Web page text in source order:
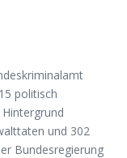
politisch
und 302
Bundesregierung